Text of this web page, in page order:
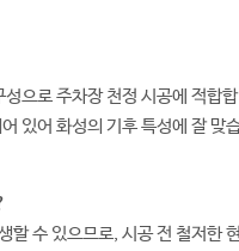
으로 주차장 천정 시공에 적합
있어 화성의 기후 특성에 잘 맞
할 수 있으므로, 시공 전 철저한